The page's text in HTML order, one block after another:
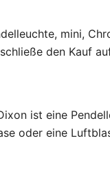
mini,
den Kauf
ist eine
oder eine